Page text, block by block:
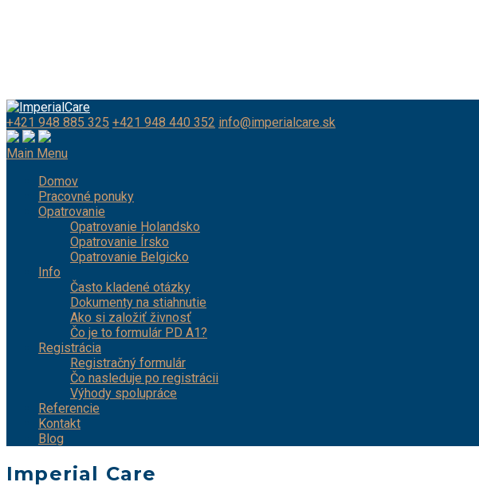
+421 948 885 325 +421 948 440 352 info@imperialcare.sk
Main Menu
Domov
Pracovné ponuky
Opatrovanie
Opatrovanie Holandsko
Opatrovanie Írsko
Opatrovanie Belgicko
Info
Často kladené otázky
Dokumenty na stiahnutie
Ako si založiť živnosť
Čo je to formulár PD A1?
Registrácia
Registračný formulár
Čo nasleduje po registrácii
Výhody spolupráce
Referencie
Kontakt
Blog
Imperial Care